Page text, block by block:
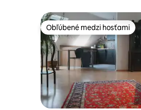
Obľúbené medzi hosťami
Obľúbené medzi hosťami